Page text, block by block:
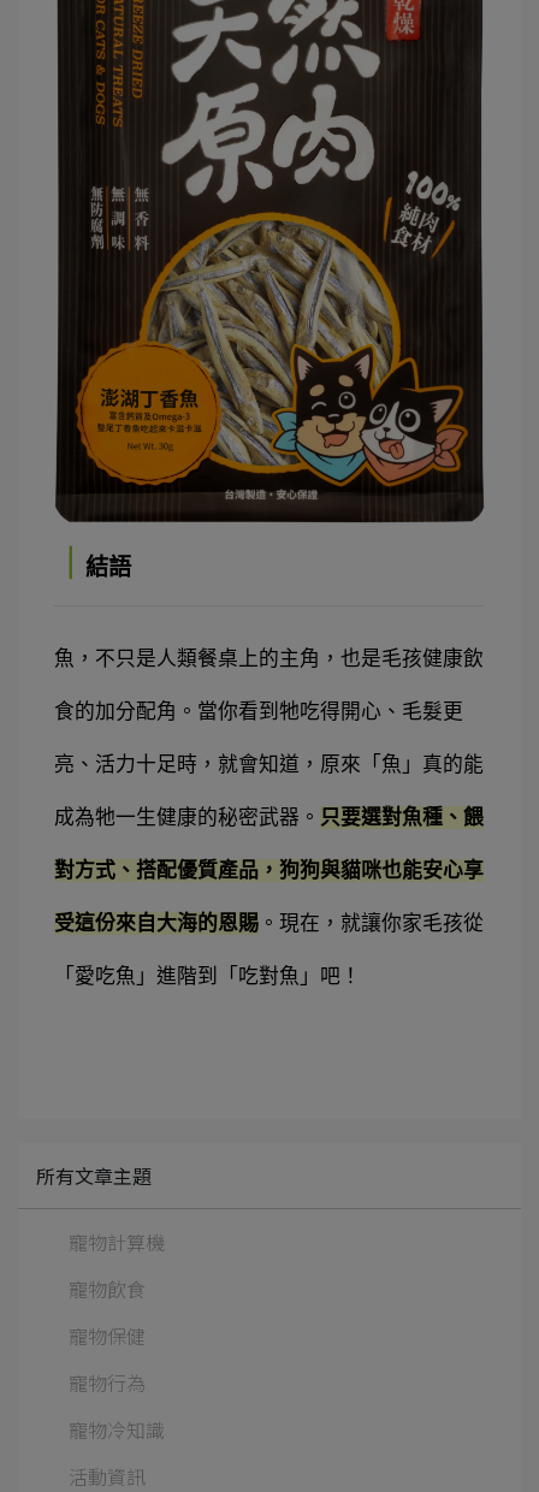
結語
魚，不只是人類餐桌上的主角，也是毛孩健康飲
食的加分配角。當你看到牠吃得開心、毛髮更
亮、活力十足時，就會知道，原來「魚」真的能
成為牠一生健康的秘密武器。 只要選對魚種、餵
對方式、搭配優質產品，狗狗與貓咪也能安心享
受這份來自大海的恩賜 。現在，就讓你家毛孩從
「愛吃魚」進階到「吃對魚」吧！
所有文章主題
寵物計算機
寵物飲食
寵物保健
寵物行為
寵物冷知識
活動資訊